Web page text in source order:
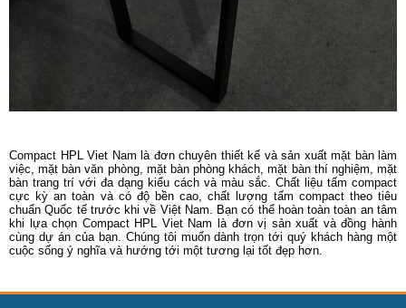
Compact HPL Viet Nam là đơn chuyên thiết kế và sản xuất mặt bàn làm
việc, mặt bàn văn phòng, mặt bàn phòng khách, mặt bàn thí nghiệm, mặt
bàn trang trí với đa dạng kiểu cách và màu sắc. Chất liệu tấm compact
cực kỳ an toàn và có độ bền cao, chất lượng tấm compact theo tiêu
chuẩn Quốc tế trước khi về Việt Nam. Bạn có thể hoàn toàn toàn an tâm
khi lựa chọn Compact HPL Viet Nam là đơn vị sản xuất và đồng hành
cùng dự án của bạn. Chúng tôi muốn dành trọn tới quý khách hàng một
cuộc sống ý nghĩa và hướng tới một tương lại tốt đẹp hơn.